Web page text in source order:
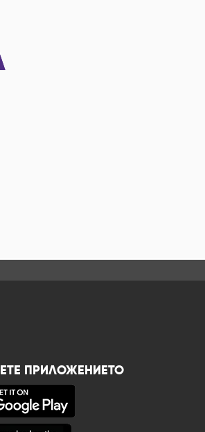
ПРИЛОЖЕНИЕТО